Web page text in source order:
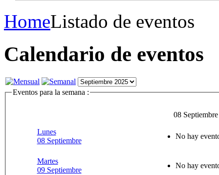
HomeListado de eventos
Calendario de eventos
Eventos para la semana :
08
Lunes
08 Septiembre
No hay
Martes
09 Septiembre
No hay